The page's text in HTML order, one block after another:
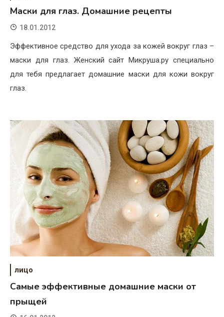
Маски для глаз. Домашние рецепты
18.01.2012
Эффективное средство для ухода за кожей вокруг глаз –
маски для глаз. Женский сайт Микруша.ру специально
для тебя предлагает домашние маски для кожи вокруг
глаз.
лицо
Самые эффективные домашние маски от
прыщей